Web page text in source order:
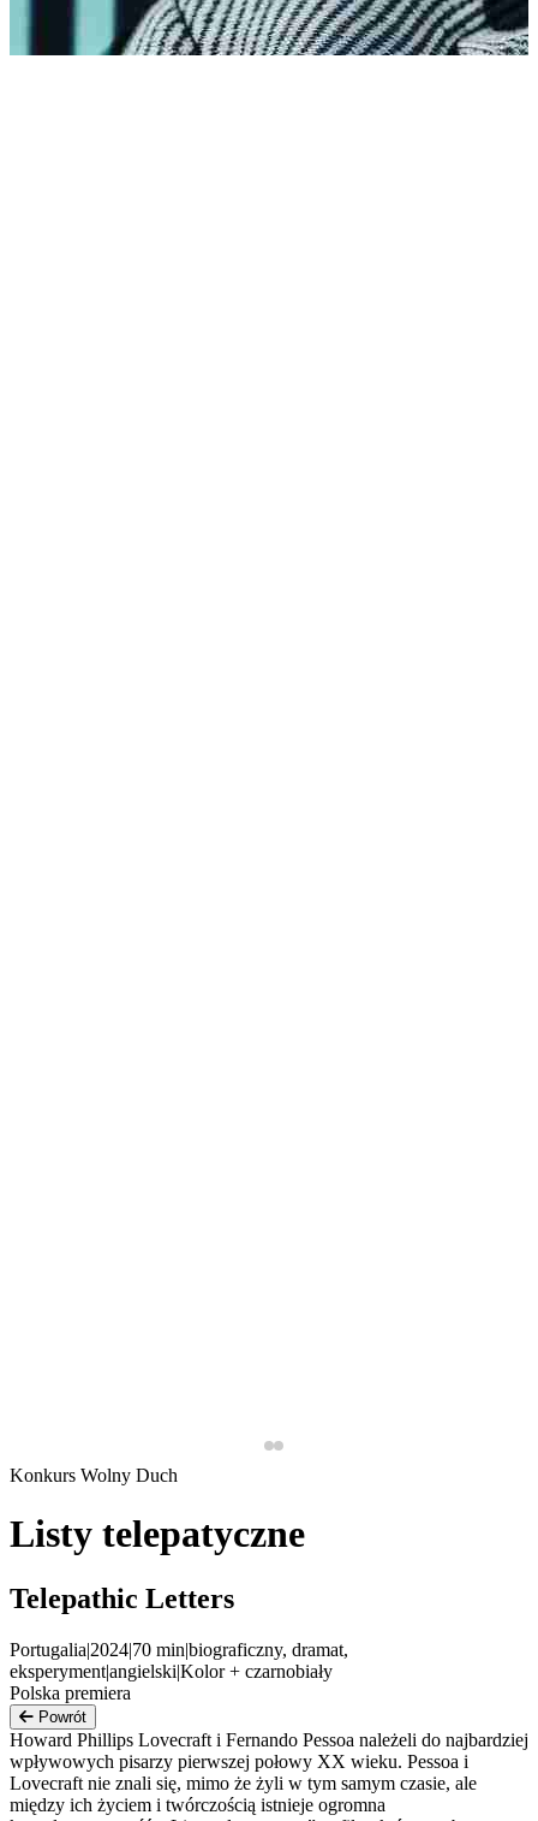
Konkurs Wolny Duch
Listy telepatyczne
Telepathic Letters
Portugalia|2024|70 min|biograficzny, dramat,
eksperyment|angielski|Kolor + czarnobiały
Polska premiera
Powrót
Howard Phillips Lovecraft i Fernando Pessoa należeli do najbardziej
wpływowych pisarzy pierwszej połowy XX wieku. Pessoa i
Lovecraft nie znali się, mimo że żyli w tym samym czasie, ale
między ich życiem i twórczością istnieje ogromna